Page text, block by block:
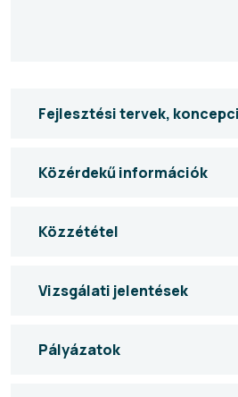
Fejlesztési tervek,
Közérdekű információk
Közzététel
Vizsgálati jelentések
Pályázatok